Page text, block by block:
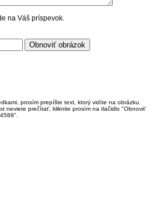
na Váš príspevok.
prosím prepíšte text, ktorý vidíte na obrázku.
neviete prečítať, kliknite prosím na tlačidlo "Obnoviť